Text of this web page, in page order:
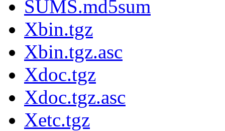
SUMS.md5sum
Xbin.tgz
Xbin.tgz.asc
Xdoc.tgz
Xdoc.tgz.asc
Xetc.tgz